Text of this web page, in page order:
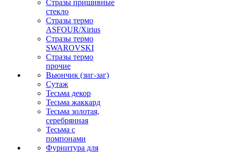
Стразы пришивные
стекло
Стразы термо
ASFOUR/Xirius
Стразы термо
SWAROVSKI
Стразы термо
прочие
Вьюнчик (зиг-заг)
Сутаж
Тесьма декор
Тесьма жаккард
Тесьма золотая,
серебрянная
Тесьма с
помпонами
Фурнитура для